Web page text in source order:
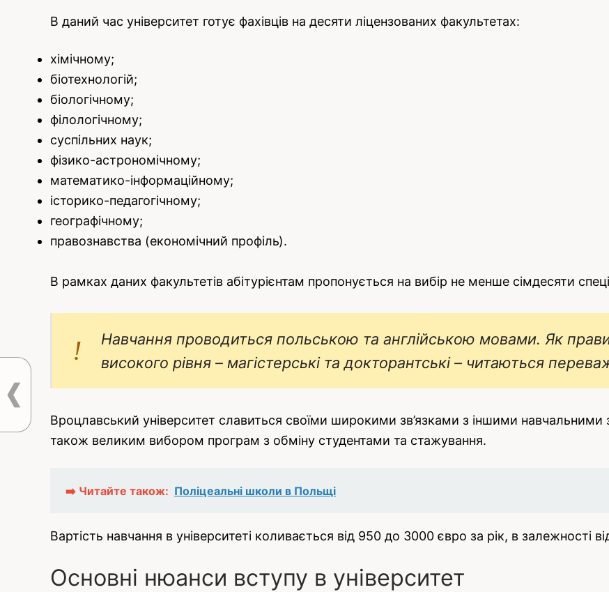
В даний час університет готує фахівців на десяти ліцензованих факультетах:
хімічному;
біотехнологій;
біологічному;
філологічному;
суспільних наук;
фізико-астрономічному;
математико-інформаційному;
історико-педагогічному;
географічному;
правознавства (економічний профіль).
В рамках даних факультетів абітурієнтам пропонується на вибір не менше сімдесяти
Навчання проводиться польською та англійською мовами. Як
високого рівня – магістерські та докторантські – читаються
Вроцлавський університет славиться своїми широкими зв’язками з іншими
також великим вибором програм з обміну студентами та стажування.
➡️ Читайте також: Поліцеальні школи в Польщі
Вартість навчання в університеті коливається від 950 до 3000 євро за рік, в залежності
Основні нюанси вступу в університет